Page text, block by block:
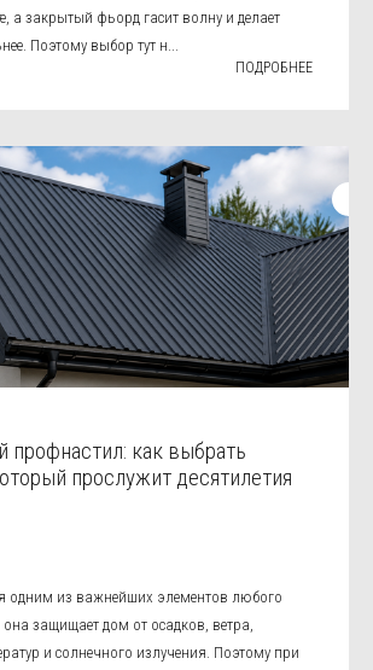
а закрытый фьорд гасит волну и делает
Поэтому выбор тут н...
ПОДРОБНЕЕ
профнастил: как выбрать
прослужит десятилетия
одним из важнейших элементов любого
защищает дом от осадков, ветра,
и солнечного излучения. Поэтому при